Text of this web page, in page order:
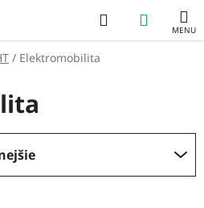
Hľadať
KOŠÍK
/ Elektromobilita